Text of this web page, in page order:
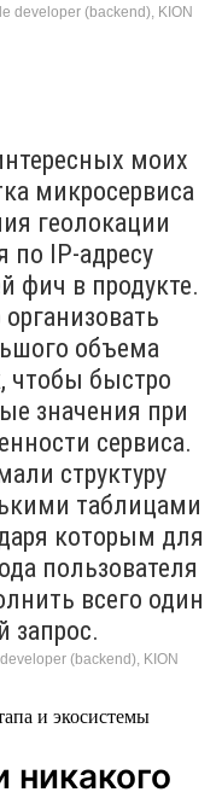
developer (backend), KION
моих
микросервиса
геолокации
по IP-адресу
фич в продукте.
объема
чтобы быстро
значения при
сервиса.
структуру
таблицами
которым для
пользователя
всего один
запрос.
(backend), KION
никакого